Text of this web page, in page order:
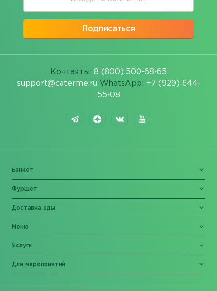
Подписаться
Контакты: 8 (800) 500-68-65
support@caterme.ru WhatsApp: +7 (929) 644-
55-08
Банкет
Фуршет
Доставка еды
Меню
Услуги
Для мероприятий